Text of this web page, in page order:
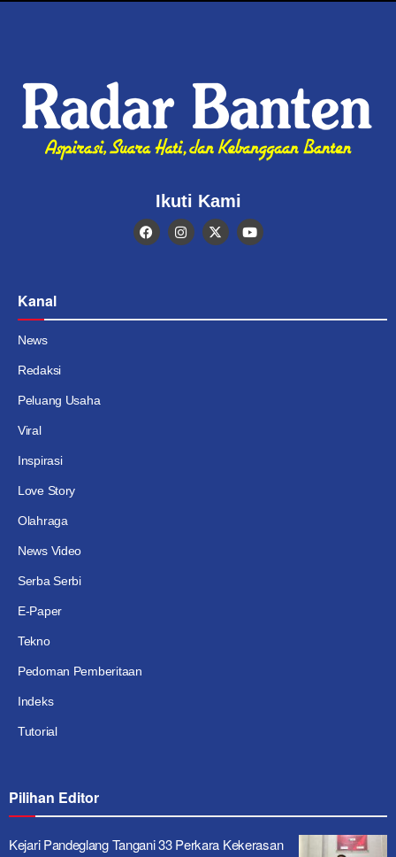
Ikuti Kami
Kanal
News
Redaksi
Peluang Usaha
Viral
Inspirasi
Love Story
Olahraga
News Video
Serba Serbi
E-Paper
Tekno
Pedoman Pemberitaan
Indeks
Tutorial
Pilihan Editor
Kejari Pandeglang Tangani 33 Perkara Kekerasan